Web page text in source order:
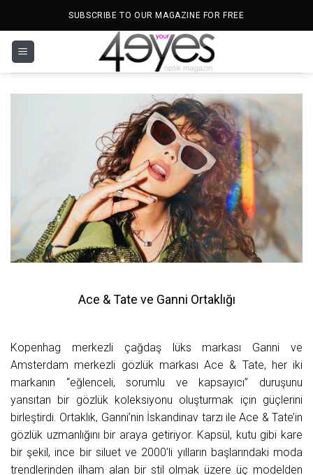
SUBSCRIBE TO OUR MAGAZINE FOR FREE
Ace & Tate ve Ganni Ortaklığı
Kopenhag merkezli çağdaş lüks markası Ganni ve
Amsterdam merkezli gözlük markası Ace & Tate, her iki
markanın “eğlenceli, sorumlu ve kapsayıcı” duruşunu
yansıtan bir gözlük koleksiyonu oluşturmak için güçlerini
birleştirdi. Ortaklık, Ganni’nin İskandinav tarzı ile Ace & Tate’in
gözlük uzmanlığını bir araya getiriyor. Kapsül, kutu gibi kare
bir şekil, ince bir siluet ve 2000’li yılların başlarındaki moda
trendlerinden ilham alan bir stil olmak üzere üç modelden